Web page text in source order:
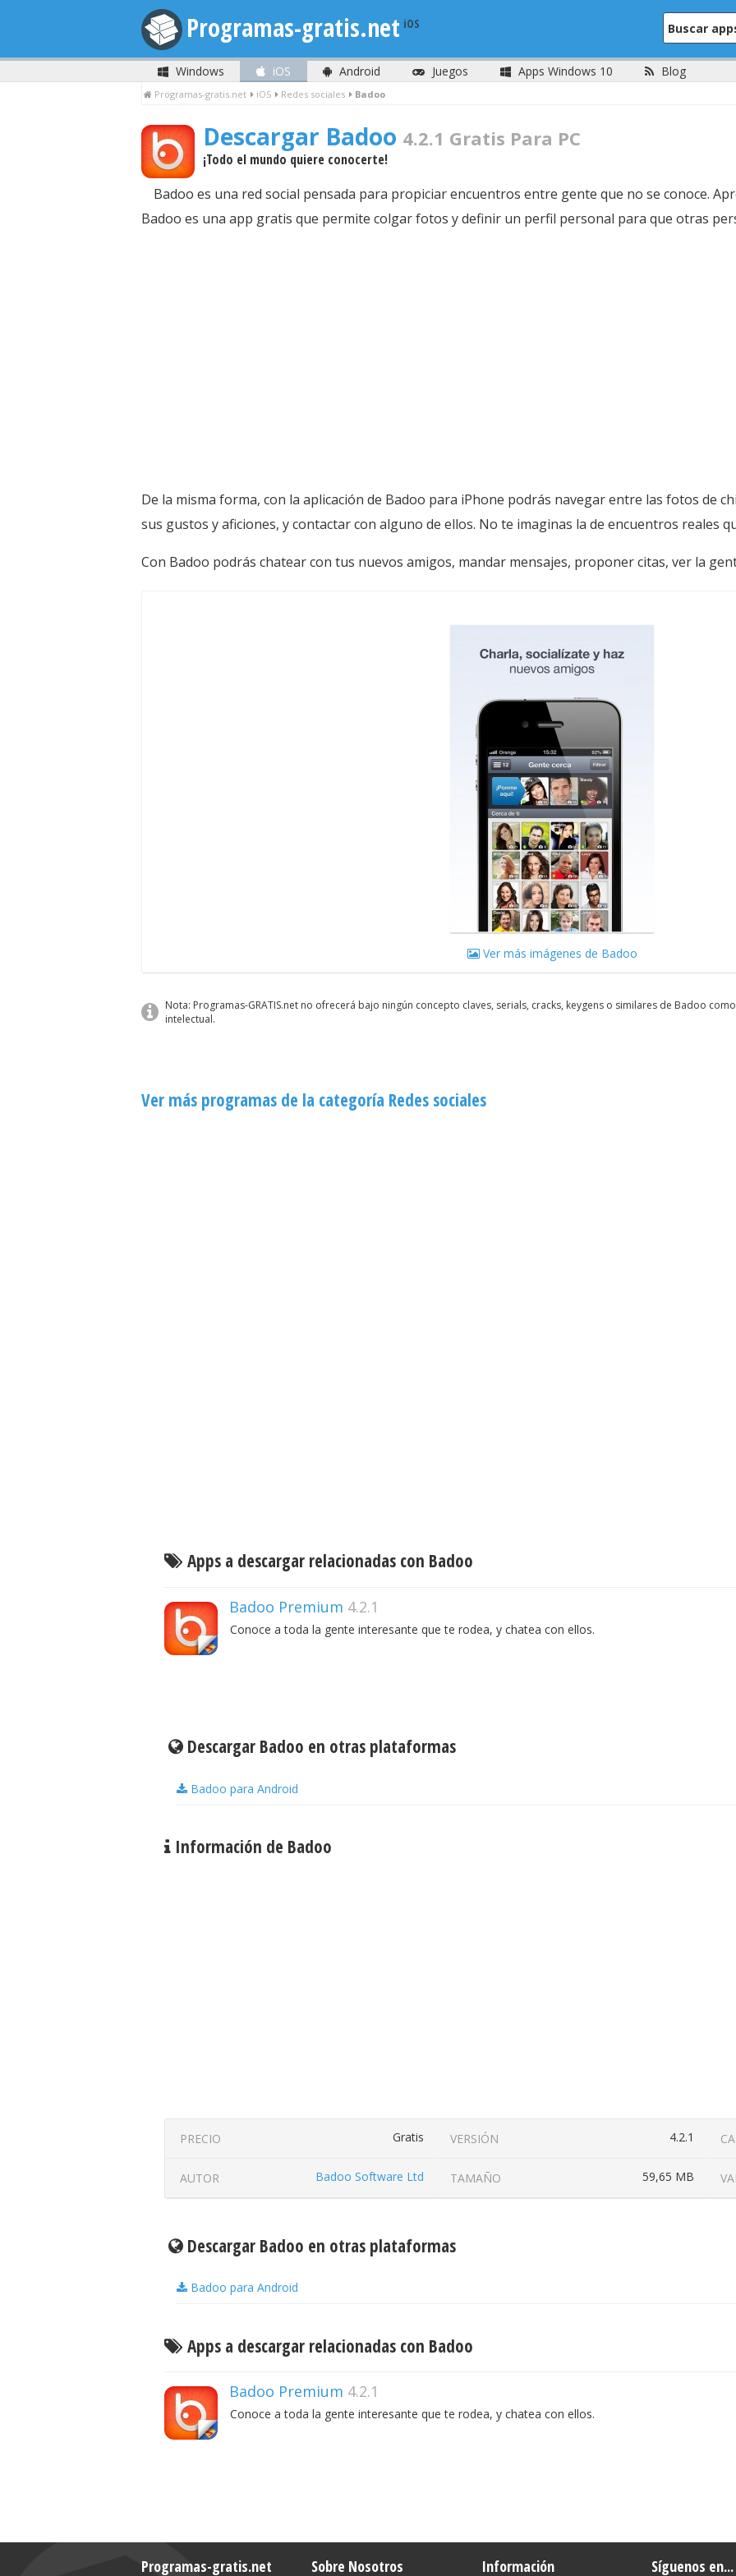
Programas-gratis.net
Windows iOS Android Juegos Apps Windows 10 Blog
Programas-gratis.net iOS Redes sociales Badoo
Descargar Badoo 4.2.1 Gratis Para PC
¡Todo el mundo quiere conocerte!
Badoo es una red social pensada para propiciar encuentros entre gente que no se conoce.
Badoo es una app gratis que permite colgar fotos y definir un perfil personal para que otras
De la misma forma, con la aplicación de Badoo para iPhone podrás navegar entre las fotos de
sus gustos y aficiones, y contactar con alguno de ellos. No te imaginas la de encuentros reales
Con Badoo podrás chatear con tus nuevos amigos, mandar mensajes, proponer citas, ver la
Ver más imágenes de Badoo
Nota: Programas-GRATIS.net no ofrecerá bajo ningún concepto claves, serials, cracks, keygens o similares de Badoo
intelectual.
Ver más programas de la categoría Redes sociales
Apps a descargar relacionadas con Badoo
Badoo Premium 4.2.1
Conoce a toda la gente interesante que te rodea, y chatea con ellos.
Descargar Badoo en otras plataformas
Badoo para Android
Información de Badoo
PRECIO Gratis VERSIÓN 4.2.1
AUTOR Badoo Software Ltd TAMAÑO 59,65 MB
Descargar Badoo en otras plataformas
Badoo para Android
Apps a descargar relacionadas con Badoo
Badoo Premium 4.2.1
Conoce a toda la gente interesante que te rodea, y chatea con ellos.
Programas-gratis.net Sobre Nosotros Información Síguenos en...